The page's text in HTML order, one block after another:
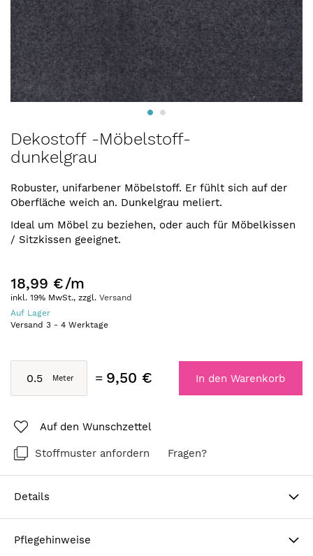
Anfang
der
springen
Dekostoff -Möbelstoff-
dunkelgrau
Robuster, unifarbener Möbelstoff. Er fühlt sich auf der
Oberfläche weich an. Dunkelgrau meliert.
Ideal um Möbel zu beziehen, oder auch für Möbelkissen
/ Sitzkissen geeignet.
18,99 €/m
inkl. 19% MwSt., zzgl. Versand
Auf Lager
Versand 3 - 4 Werktage
9,50 € In den Warenkorb
Auf den Wunschzettel
Stoffmuster anfordern Fragen?
Details
Pflegehinweise